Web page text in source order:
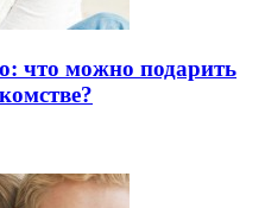
что можно подарить